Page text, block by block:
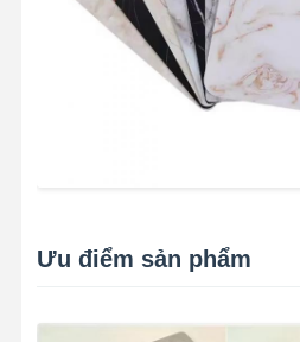
Ưu điểm sản phẩm